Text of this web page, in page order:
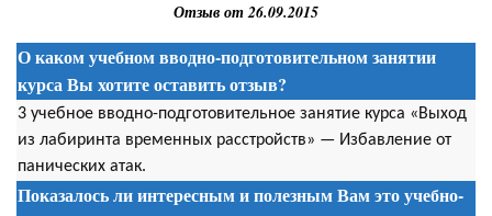
Отзыв от 26.09.2015
О каком учебном вводно-подготовительном занятии
курса Вы хотите оставить отзыв?
3 учебное вводно-подготовительное занятие курса «Выход
из лабиринта временных расстройств» — Избавление от
панических атак.
Показалось ли интересным и полезным Вам это учебно-